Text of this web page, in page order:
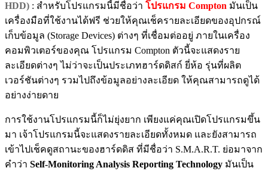
HDD) : สำหรับโปรแกรมนี้มีชื่อว่า โปรแกรม Compton มันเป็น
เครื่องมือที่ใช้งานได้ฟรี ช่วยให้คุณเช็ครายละเอียดของอุปกรณ์
เก็บข้อมูล (Storage Devices) ต่างๆ ที่เชื่อมต่ออยู่ ภายในเครื่อง
คอมพิวเตอร์ของคุณ โปรแกรม Compton ตัวนี้จะแสดงราย
ละเอียดต่างๆ ไม่ว่าจะเป็นประเภทฮาร์ดดิสก์ ยี่ห้อ รุ่นที่ผลิต
เวอร์ชันต่างๆ รวมไปถึงข้อมูลอย่างละเอียด ให้คุณสามารถดูได้
อย่างง่ายดาย
การใช้งานโปรแกรมนี้ก็ไม่ยุ่งยาก เพียงแค่คุณเปิดโปรแกรมขึ้น
มา เจ้าโปรแกรมนี้จะแสดงรายละเอียดทั้งหมด และยังสามารถ
เข้าไปเช็คดูสถานะของฮาร์ดดิส ที่มีชื่อว่า S.M.A.R.T. ย่อมาจาก
คำว่า Self-Monitoring Analysis Reporting Technology มันเป็น